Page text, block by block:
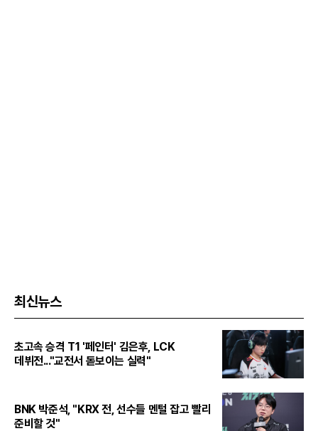
최신뉴스
초고속 승격 T1 '페인터' 김은후, LCK
데뷔전..."교전서 돋보이는 실력"
BNK 박준석, "KRX 전, 선수들 멘털 잡고 빨리
준비할 것"